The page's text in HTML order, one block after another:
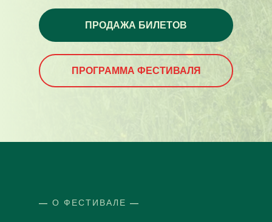
ПРОГРАММА ФЕСТИВАЛЯ
ПРОДАЖА БИЛЕТОВ
— О ФЕСТИВАЛЕ —